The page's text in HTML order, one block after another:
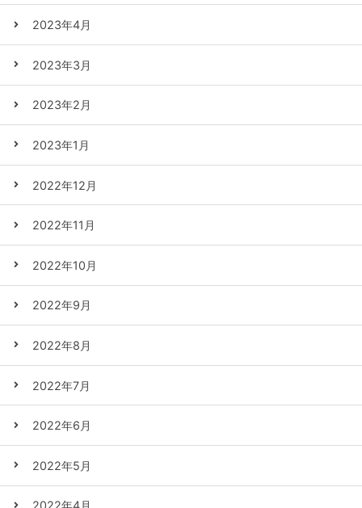
2023年4月
2023年3月
2023年2月
2023年1月
2022年12月
2022年11月
2022年10月
2022年9月
2022年8月
2022年7月
2022年6月
2022年5月